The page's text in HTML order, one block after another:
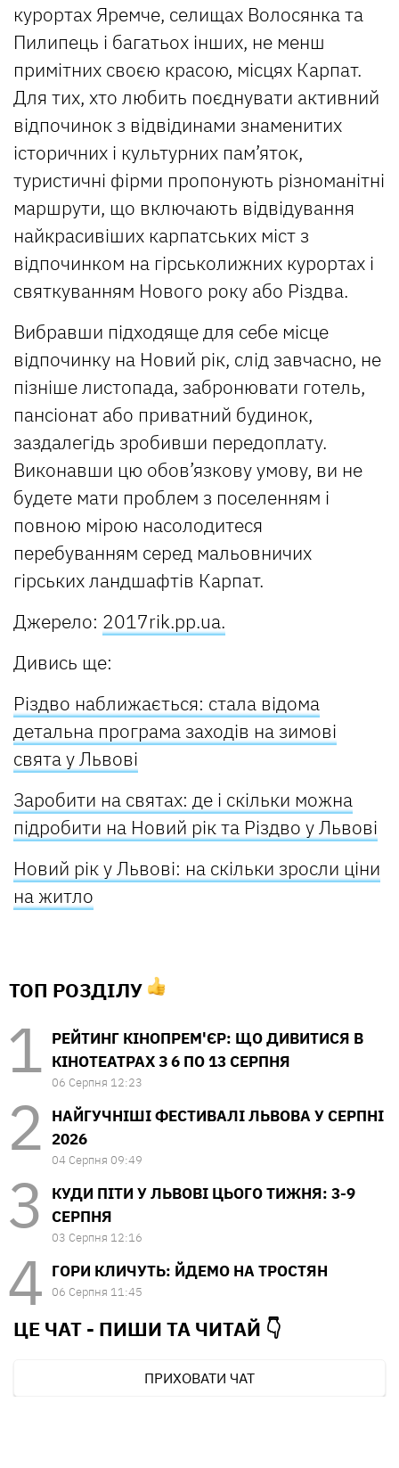
курортах Яремче, селищах Волосянка та
Пилипець і багатьох інших, не менш
примітних своєю красою, місцях Карпат.
Для тих, хто любить поєднувати активний
відпочинок з відвідинами знаменитих
історичних і культурних пам’яток,
туристичні фірми пропонують різноманітні
маршрути, що включають відвідування
найкрасивіших карпатських міст з
відпочинком на гірськолижних курортах і
святкуванням Нового року або Різдва.
Вибравши підходяще для себе місце
відпочинку на Новий рік, слід завчасно, не
пізніше листопада, забронювати готель,
пансіонат або приватний будинок,
заздалегідь зробивши передоплату.
Виконавши цю обов’язкову умову, ви не
будете мати проблем з поселенням і
повною мірою насолодитеся
перебуванням серед мальовничих
гірських ландшафтів Карпат.
Джерело: 2017rik.pp.ua.
Дивись ще:
Різдво наближається: стала відома
детальна програма заходів на зимові
свята у Львові
Заробити на святах: де і скільки можна
підробити на Новий рік та Різдво у Львові
Новий рік у Львові: на скільки зросли ціни
на житло
ТОП РОЗДІЛУ
РЕЙТИНГ КІНОПРЕМ'ЄР: ЩО ДИВИТИСЯ В
КІНОТЕАТРАХ З 6 ПО 13 СЕРПНЯ
06 Серпня 12:23
НАЙГУЧНІШІ ФЕСТИВАЛІ ЛЬВОВА У СЕРПНІ
2026
04 Серпня 09:49
КУДИ ПІТИ У ЛЬВОВІ ЦЬОГО ТИЖНЯ: 3-9
СЕРПНЯ
03 Серпня 12:16
ГОРИ КЛИЧУТЬ: ЙДЕМО НА ТРОСТЯН
06 Серпня 11:45
ЦЕ ЧАТ - ПИШИ ТА ЧИТАЙ 👇
ПРИХОВАТИ ЧАТ